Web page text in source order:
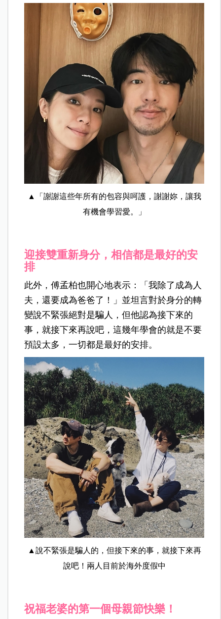
▲「謝謝這些年所有的包容與呵護，謝謝妳，讓我
有機會學習愛。」
迎接雙重新身分，相信都是最好的安
排
此外，傅孟柏也開心地表示：「我除了成為人
夫，還要成為爸爸了！」並坦言對於身分的轉
變說不緊張絕對是騙人，但他認為接下來的
事，就接下來再說吧，這幾年學會的就是不要
預設太多，一切都是最好的安排。
▲說不緊張是騙人的，但接下來的事，就接下來再
說吧！兩人目前於海外度假中
祝福老婆的第一個母親節快樂！